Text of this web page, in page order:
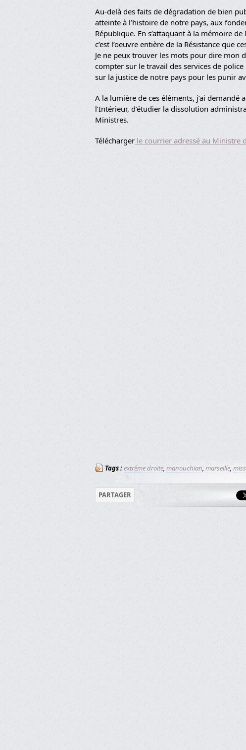
Au-delà des faits de dégradation de bien
atteinte à l’histoire de notre pays, aux
République. En s’attaquant à la mémoire
c’est l’oeuvre entière de la Résistance que
Je ne peux trouver les mots pour dire mon
compter sur le travail des services de
sur la justice de notre pays pour les punir
A la lumière de ces éléments, j’ai demandé
l’Intérieur, d’étudier la dissolution
Ministres.
Télécharger le courrier adressé au Ministre
Tags :extrême droite, manouchian, marseille,
PARTAGER